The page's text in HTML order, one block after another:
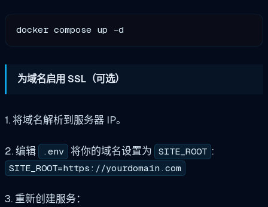
为域名启用 SSL（可选）
1. 将域名解析到服务器 IP。
2. 编辑 .env 将你的域名设置为 SITE_ROOT :
SITE_ROOT=https://yourdomain.com
3. 重新创建服务：